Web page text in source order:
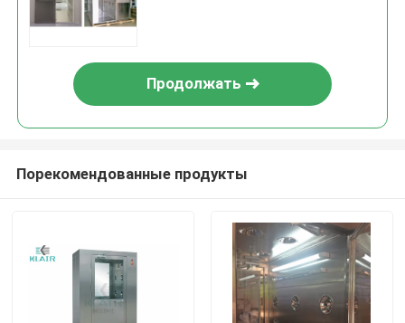
Продолжать
Порекомендованные продукты